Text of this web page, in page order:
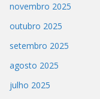
novembro 2025
outubro 2025
setembro 2025
agosto 2025
julho 2025